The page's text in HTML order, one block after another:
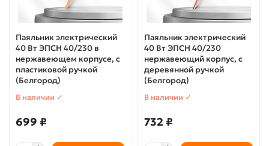
Паяльник электрический
40 Вт ЭПСН 40/230 в
нержавеющем корпусе, с
пластиковой ручкой
(Белгород)
В наличии ✓
699 ₽
Паяльник электрический
40 Вт ЭПСН 40/230
нержавеющий корпус, с
деревянной ручкой
(Белгород)
В наличии ✓
732 ₽